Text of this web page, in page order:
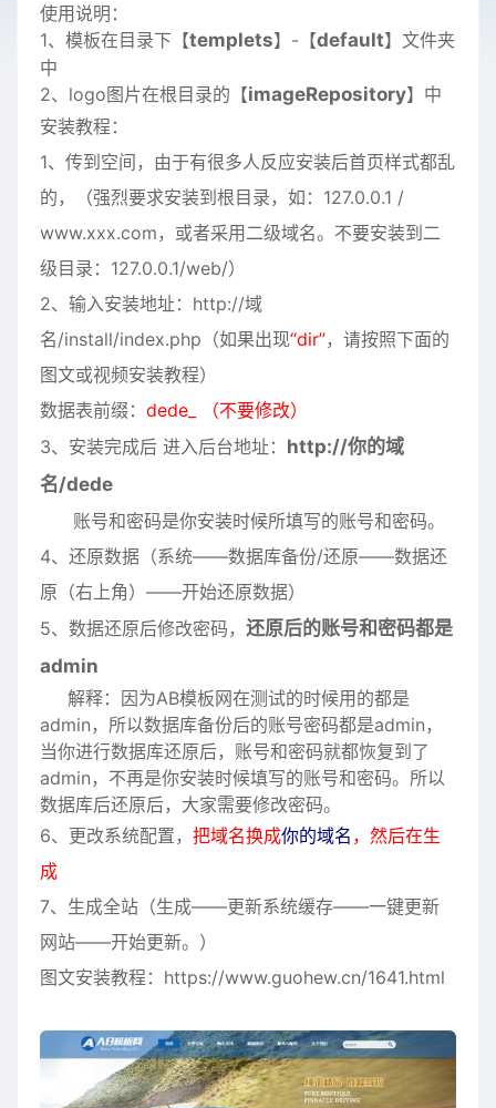
使用说明：
1、模板在目录下【templets】-【default】文件夹
中
2、logo图片在根目录的【imageRepository】中
安装教程：
1、传到空间，由于有很多人反应安装后首页样式都乱
的，（强烈要求安装到根目录，如：127.0.0.1 /
www.xxx.com，或者采用二级域名。不要安装到二
级目录：127.0.0.1/web/）
2、输入安装地址：http://域
名/install/index.php（如果出现“dir”，请按照下面的
图文或视频安装教程）
数据表前缀： dede_ （不要修改）
3、安装完成后 进入后台地址： http://你的域
名/dede
账号和密码是你安装时候所填写的账号和密码。
4、还原数据（系统——数据库备份/还原——数据还
原（右上角）——开始还原数据）
5、数据还原后修改密码， 还原后的账号和密码都是
admin
解释：因为AB模板网在测试的时候用的都是
admin，所以数据库备份后的账号密码都是admin，
当你进行数据库还原后，账号和密码就都恢复到了
admin，不再是你安装时候填写的账号和密码。所以
数据库后还原后，大家需要修改密码。
6、更改系统配置， 把域名换成你的域名 ，然后在生
成
7、生成全站（生成——更新系统缓存——一键更新
网站——开始更新。）
图文安装教程：https://www.guohew.cn/1641.html